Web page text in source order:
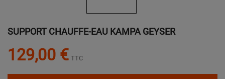
SUPPORT CHAUFFE-EAU KAMPA GEYSER
129,00 € TTC